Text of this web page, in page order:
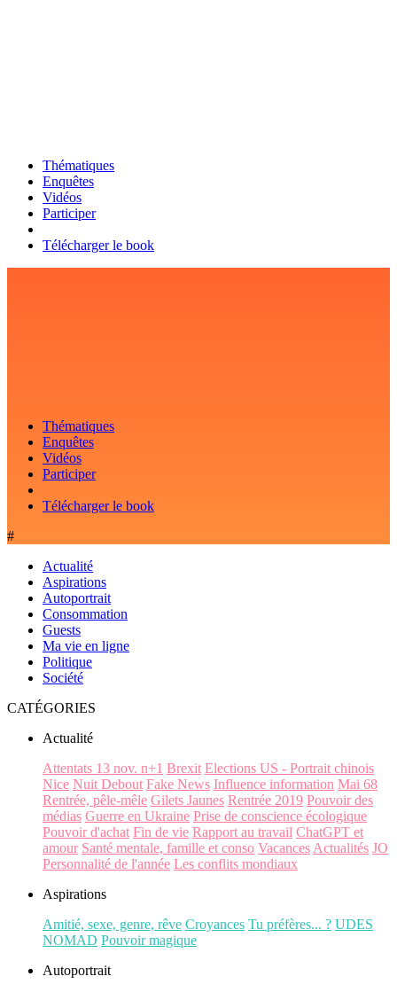
Thématiques
Enquêtes
Vidéos
Participer
Télécharger le book
Thématiques
Enquêtes
Vidéos
Participer
Télécharger le book
#
Actualité
Aspirations
Autoportrait
Consommation
Guests
Ma vie en ligne
Politique
Société
CATÉGORIES
Actualité
Attentats 13 nov. n+1 Brexit Elections US - Portrait chinois
Nice Nuit Debout Fake News Influence information Mai 68
Rentrée, pêle-mêle Gilets Jaunes Rentrée 2019 Pouvoir des
médias Guerre en Ukraine Prise de conscience écologique
Pouvoir d'achat Fin de vie Rapport au travail ChatGPT et
amour Santé mentale, famille et conso Vacances Actualités JO
Personnalité de l'année Les conflits mondiaux
Aspirations
Amitié, sexe, genre, rêve Croyances Tu préfères... ? UDES
NOMAD Pouvoir magique
Autoportrait